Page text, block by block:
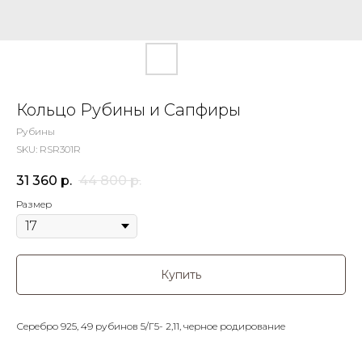
Кольцо Рубины и Сапфиры
Рубины
SKU: RSR301R
31 360 р. 44 800 р.
Размер
Купить
Серебро 925, 49 рубинов 5/Г5- 2,11, черное родирование